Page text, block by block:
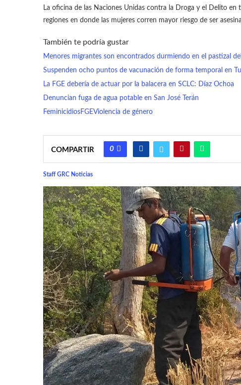
La oficina de las Naciones Unidas contra la Droga y el Delito
regiones en donde las mujeres corren mayor riesgo de ser
También te podría gustar
Menores migrantes son encontrados durmiendo en el pastizal
Suspenden ocho puntos de vacunación de forma temporal en
La FGE debería de actuar por la balacera en SCLC: Díaz Ochoa
Denuncian fuga de agua potable en San José Terán
FeminicidiosFGEViolencia de género
COMPARTIR 0
Staff GRC Noticias